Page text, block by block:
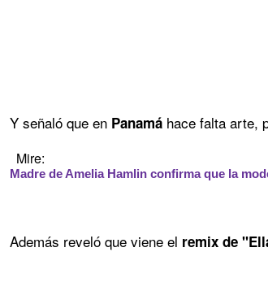
Y señaló que en Panamá hace falta arte,
Mire:
Madre de Amelia Hamlin confirma que la
Además reveló que viene el remix de